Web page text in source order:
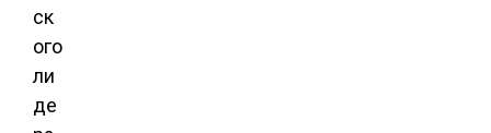
ск
ого
ли
де